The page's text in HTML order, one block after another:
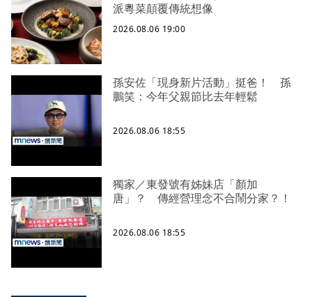
派粵菜顛覆傳統想像
2026.08.06 19:00
孫安佐「現身新片活動」挺爸！ 孫
鵬笑：今年父親節比去年輕鬆
2026.08.06 18:55
獨家／東發號有姊妹店「顏加
唐」？ 傳經營理念不合鬧分家？！
2026.08.06 18:55